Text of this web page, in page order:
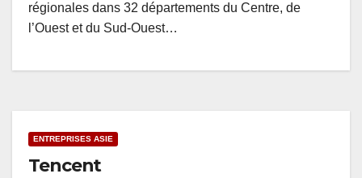
régionales dans 32 départements du Centre, de
l’Ouest et du Sud-Ouest…
ENTREPRISES ASIE
Tencent